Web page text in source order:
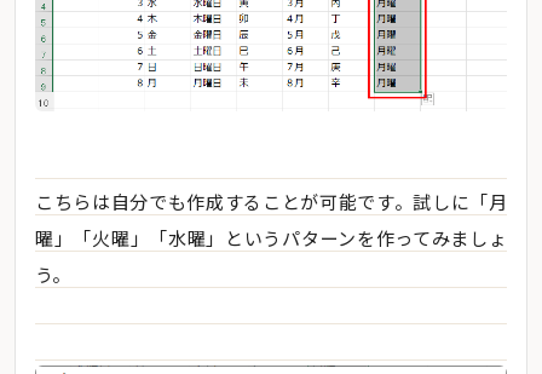
こちらは自分でも作成することが可能です。試しに「月
曜」「火曜」「水曜」というパターンを作ってみましょ
う。